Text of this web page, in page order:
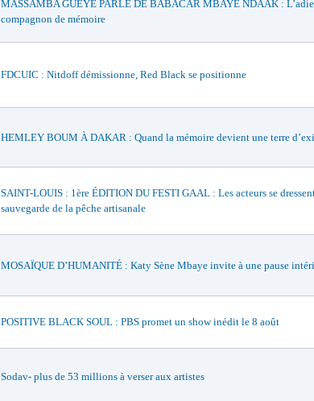
MASSAMBA GUEYE PARLE DE BABACAR MBAYE NDAAK :
compagnon de mémoire
FDCUIC : Nitdoff démissionne, Red Black se positionne
HEMLEY BOUM À DAKAR : Quand la mémoire devient une terre
SAINT-LOUIS : 1ère ÉDITION DU FESTI GAAL : Les acteurs se
sauvegarde de la pêche artisanale
MOSAÏQUE D’HUMANITÉ : Katy Sène Mbaye invite à une pause
POSITIVE BLACK SOUL : PBS promet un show inédit le 8 août
Sodav- plus de 53 millions à verser aux artistes